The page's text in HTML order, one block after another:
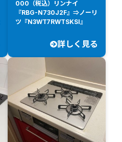
000（税込）リンナイ
『RBG-N730J2F』⇒ノーリ
ツ『N3WT7RWTSKSI』
詳しく見る